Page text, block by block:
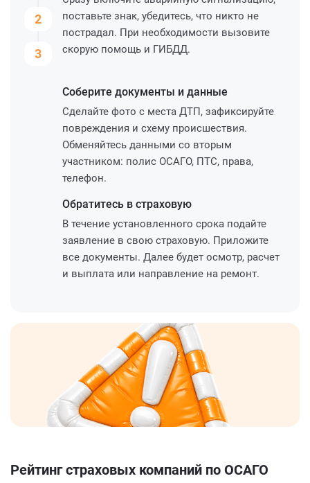
2
3
поставьте знак, убедитесь, что никто не
пострадал. При необходимости вызовите
скорую помощь и ГИБДД.
Соберите документы и данные
Сделайте фото с места ДТП, зафиксируйте
повреждения и схему происшествия.
Обменяйтесь данными со вторым
участником: полис ОСАГО, ПТС, права,
телефон.
Обратитесь в страховую
В течение установленного срока подайте
заявление в свою страховую. Приложите
все документы. Далее будет осмотр, расчет
и выплата или направление на ремонт.
Рейтинг страховых компаний по ОСАГО